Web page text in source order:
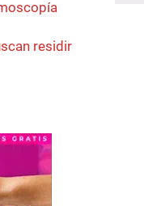
residir